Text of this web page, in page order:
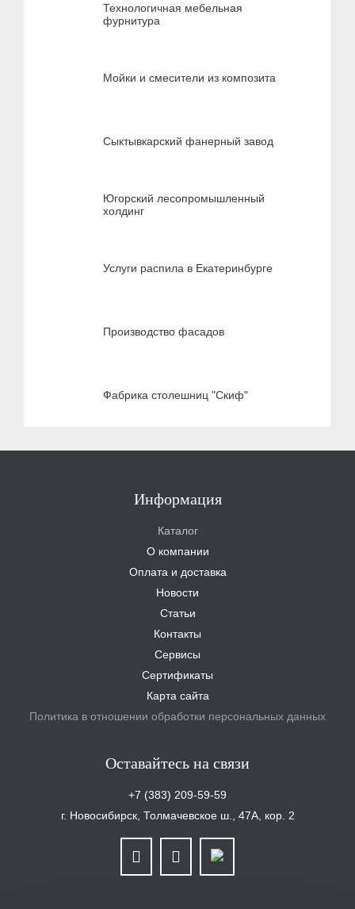
Технологичная мебельная
фурнитура
Мойки и смесители из композита
Сыктывкарский фанерный завод
Югорский лесопромышленный
холдинг
Услуги распила в Екатеринбурге
Производство фасадов
Фабрика столешниц "Скиф"
Информация
Каталог
О компании
Оплата и доставка
Новости
Статьи
Контакты
Сервисы
Сертификаты
Карта сайта
Политика в отношении обработки персональных данных
Оставайтесь на связи
+7 (383) 209-59-59
г. Новосибирск, Толмачевское ш., 47А, кор. 2